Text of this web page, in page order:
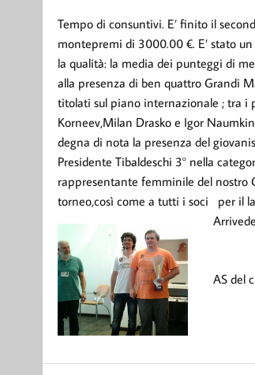
Tempo di consuntivi. E’ finito il
montepremi di 3000.00 €. E’ stato
la qualità: la media dei punteggi di
alla presenza di ben quattro Grandi
titolati sul piano internazionale ; tra i
Korneev,Milan Drasko e Igor
degna di nota la presenza del
Presidente Tibaldeschi 3° nella
rappresentante femminile del nostro
torneo,così come a tutti i soci per il
AS del